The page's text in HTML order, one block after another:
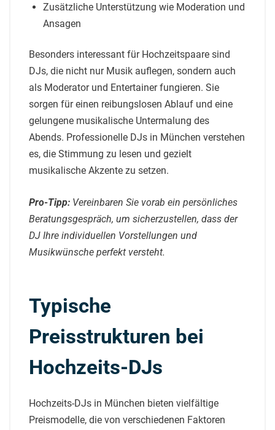
Zusätzliche Unterstützung wie Moderation und
Ansagen
Besonders interessant für Hochzeitspaare sind
DJs, die nicht nur Musik auflegen, sondern auch
als Moderator und Entertainer fungieren. Sie
sorgen für einen reibungslosen Ablauf und eine
gelungene musikalische Untermalung des
Abends. Professionelle DJs in München verstehen
es, die Stimmung zu lesen und gezielt
musikalische Akzente zu setzen.
Pro-Tipp: Vereinbaren Sie vorab ein persönliches
Beratungsgespräch, um sicherzustellen, dass der
DJ Ihre individuellen Vorstellungen und
Musikwünsche perfekt versteht.
Typische
Preisstrukturen bei
Hochzeits-DJs
Hochzeits-DJs in München bieten vielfältige
Preismodelle, die von verschiedenen Faktoren